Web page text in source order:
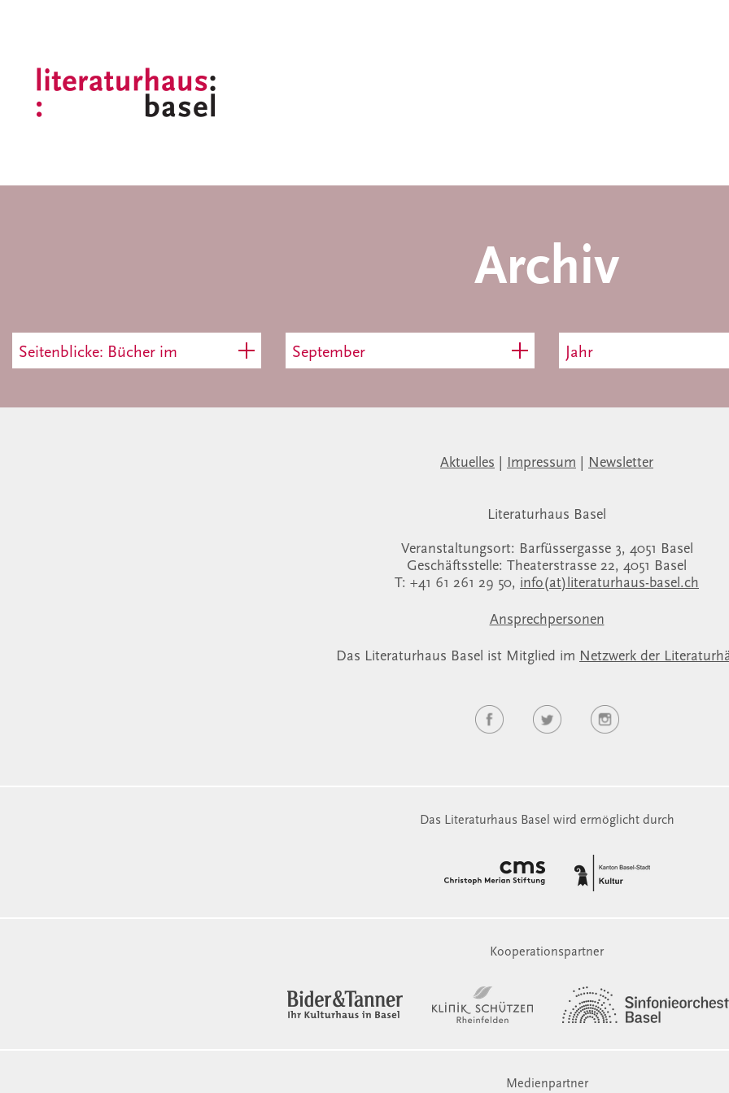
Archiv
Seitenblicke: Bücher im September Jahr
Aktuelles Impressum Newsletter
Literaturhaus Basel
Veranstaltungsort: Barfüssergasse 3, 4051 Basel
Geschäftsstelle: Theaterstrasse 22, 4051 Basel
T: +41 61 261 29 50, info(at)literaturhaus-basel.ch
Ansprechpersonen
Das Literaturhaus Basel ist Mitglied im Netzwerk der
Das Literaturhaus Basel wird ermöglicht durch
Kooperationspartner
Medienpartner